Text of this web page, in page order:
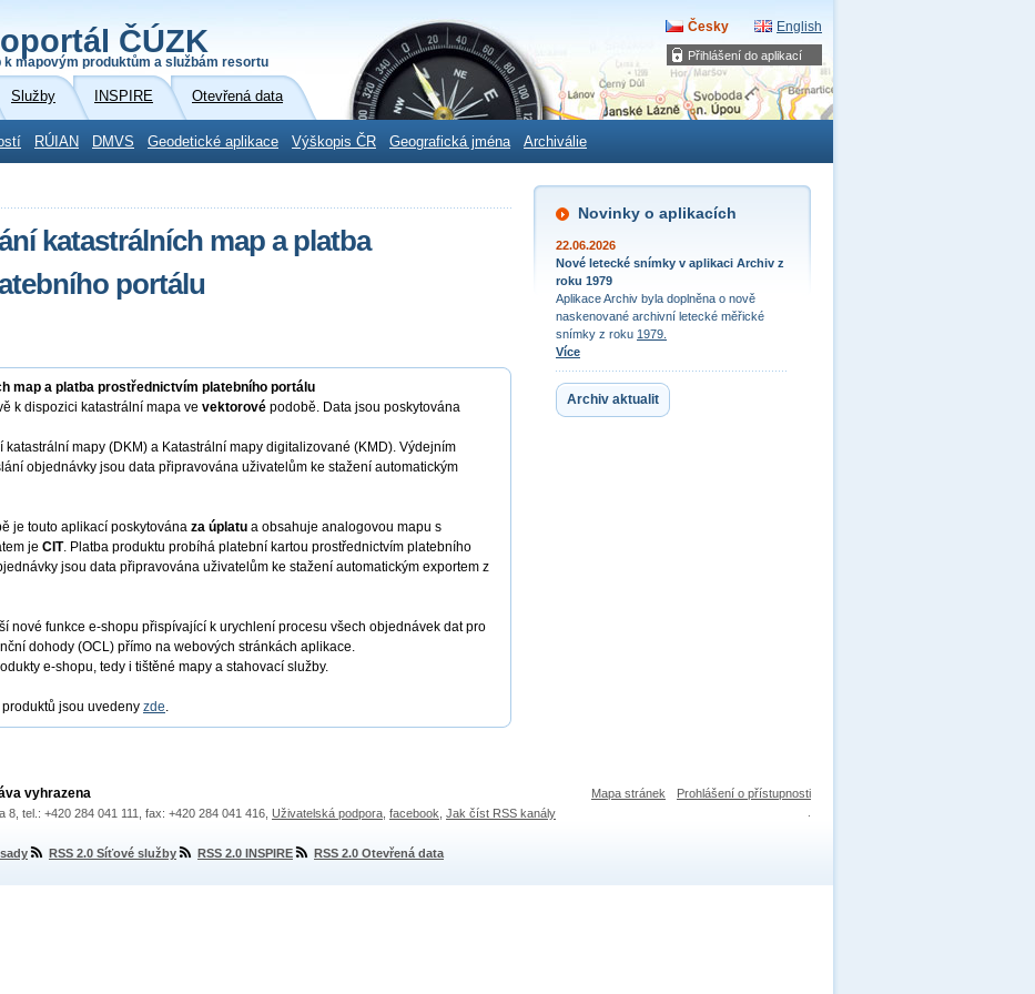
Přihlášení do aplikací
ČÚZK
k mapovým produktům a službám resortu
Česky English
Služby INSPIRE Otevřená data
RÚIAN DMVS Geodetické aplikace Výškopis ČR Geografická jména Archiválie
Novinky o aplikacích
22.06.2026
Nové letecké snímky v aplikaci Archiv z
roku 1979
Aplikace Archiv byla doplněna o nově
naskenované archivní letecké měřické
snímky z roku 1979.
Více
Archiv aktualit
katastrálních map a platba
portálu
map a platba prostřednictvím platebního portálu
k dispozici katastrální mapa ve vektorové podobě. Data jsou poskytována
mapy (DKM) a Katastrální mapy digitalizované (KMD). Výdejním
objednávky jsou data připravována uživatelům ke stažení automatickým
je touto aplikací poskytována za úplatu a obsahuje analogovou mapu s
je CIT. Platba produktu probíhá platební kartou prostřednictvím platebního
jsou data připravována uživatelům ke stažení automatickým exportem z
nové funkce e-shopu přispívající k urychlení procesu všech objednávek dat pro
dohody (OCL) přímo na webových stránkách aplikace.
e-shopu, tedy i tištěné mapy a stahovací služby.
jsou uvedeny zde.
Mapa stránek Prohlášení o přístupnosti
vyhrazena
tel.: +420 284 041 111, fax: +420 284 041 416, Uživatelská podpora facebook Jak číst RSS kanály
RSS 2.0 Síťové služby RSS 2.0 INSPIRE RSS 2.0 Otevřená data